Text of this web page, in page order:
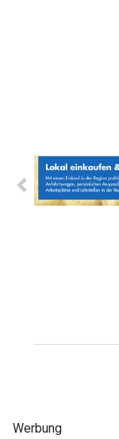
Werbung